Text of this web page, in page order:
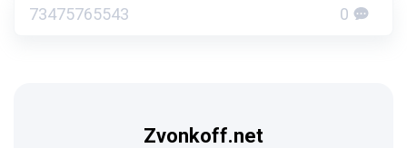
73475765543 0
Zvonkoff.net